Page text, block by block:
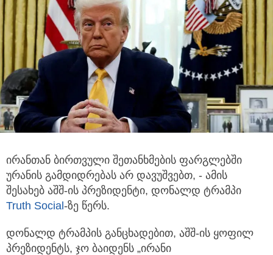
ირანთან ბირთვული შეთანხმების ფარგლებში
ურანის გამდიდრებას არ დავუშვებთ, - ამის
შესახებ აშშ-ის პრეზიდენტი, დონალდ ტრამპი
Truth Social-ზე წერს.
დონალდ ტრამპის განცხადებით, აშშ-ის ყოფილ
პრეზიდენტს, ჯო ბაიდენს „ირანი